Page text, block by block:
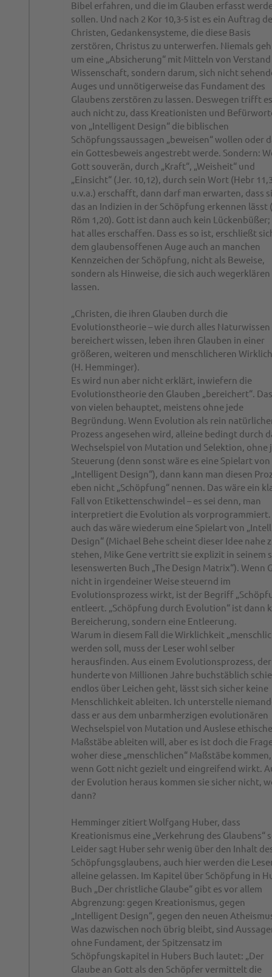
Bibel erfahren, und die im Glauben erfasst
sollen. Und nach 2 Kor 10,3-5 ist es ein Auftrag
Christen, Gedankensysteme, die diese Basis
zerstören, Christus zu unterwerfen. Niemals
um eine „Absicherung“ mit Mitteln von
Wissenschaft, sondern darum, sich nicht
Auges und unnötigerweise das Fundament des
Glaubens zerstören zu lassen. Deswegen trifft es
auch nicht zu, dass Kreationisten und
von „Intelligent Design“ die biblischen
Schöpfungssaussagen „beweisen“ wollen oder
ein Gottesbeweis angestrebt werde. Sondern:
Gott souverän, durch „Kraft“, „Weisheit“ und
„Einsicht“ (Jer. 10,12), durch sein Wort (Hebr
u.v.a.) erschafft, dann darf man erwarten, dass
das an Indizien in der Schöpfung erkennen lässt
Röm 1,20). Gott ist dann auch kein Lückenbüßer;
hat alles erschaffen. Dass es so ist, erschließt
dem glaubensoffenen Auge auch an manchen
Kennzeichen der Schöpfung, nicht als Beweise,
sondern als Hinweise, die sich auch wegerklären
lassen.
„Christen, die ihren Glauben durch die
Evolutionstheorie – wie durch alles Naturwissen
bereichert wissen, leben ihren Glauben in einer
größeren, weiteren und menschlicheren
(H. Hemminger).
Es wird nun aber nicht erklärt, inwiefern die
Evolutionstheorie den Glauben „bereichert“.
von vielen behauptet, meistens ohne jede
Begründung. Wenn Evolution als rein
Prozess angesehen wird, alleine bedingt durch
Wechselspiel von Mutation und Selektion, ohne
Steuerung (denn sonst wäre es eine Spielart von
„Intelligent Design“), dann kann man diesen
eben nicht „Schöpfung“ nennen. Das wäre ein
Fall von Etikettenschwindel – es sei denn, man
interpretiert die Evolution als vorprogrammiert.
auch das wäre wiederum eine Spielart von
Design“ (Michael Behe scheint dieser Idee nahe
stehen, Mike Gene vertritt sie explizit in seinem
lesenswerten Buch „The Design Matrix“). Wenn
nicht in irgendeiner Weise steuernd im
Evolutionsprozess wirkt, ist der Begriff
entleert. „Schöpfung durch Evolution“ ist dann
Bereicherung, sondern eine Entleerung.
Warum in diesem Fall die Wirklichkeit
werden soll, muss der Leser wohl selber
herausfinden. Aus einem Evolutionsprozess,
hunderte von Millionen Jahre buchstäblich
endlos über Leichen geht, lässt sich sicher keine
Menschlichkeit ableiten. Ich unterstelle
dass er aus dem unbarmherzigen evolutionären
Wechselspiel von Mutation und Auslese ethische
Maßstäbe ableiten will, aber es ist doch die
woher diese „menschlichen“ Maßstäbe kommen,
wenn Gott nicht gezielt und eingreifend wirkt.
der Evolution heraus kommen sie sicher nicht,
dann?
Hemminger zitiert Wolfgang Huber, dass
Kreationismus eine „Verkehrung des Glaubens“
Leider sagt Huber sehr wenig über den Inhalt
Schöpfungsglaubens, auch hier werden die
alleine gelassen. Im Kapitel über Schöpfung in
Buch „Der christliche Glaube“ gibt es vor allem
Abgrenzung: gegen Kreationismus, gegen
„Intelligent Design“, gegen den neuen
Was dazwischen noch übrig bleibt, sind
ohne Fundament, der Spitzensatz im
Schöpfungskapitel in Hubers Buch lautet: „Der
Glaube an Gott als den Schöpfer vermittelt die